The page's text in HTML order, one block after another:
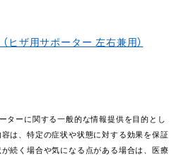
ヒザ用サポーター 左右兼用）
ターに関する一般的な情報提供を目的とし
は、特定の症状や状態に対する効果を保証
続く場合や気になる点がある場合は、医療